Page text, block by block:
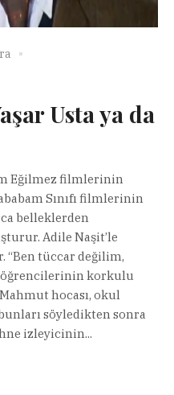
Usta ya da
Eğilmez filmlerinin
Sınıfı filmlerinin
belleklerden
Adile Naşit’le
tüccar değilim,
öğrencilerinin korkulu
hocası, okul
söyledikten sonra
izleyicinin...